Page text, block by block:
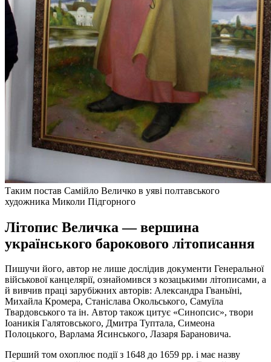
Таким постав Самійло Величко в уяві полтавського
художника Миколи Підгорного
Літопис Величка — вершина
українського барокового літописання
Пишучи його, автор не лише дослідив документи Генеральної
військової канцелярії, ознайомився з козацькими літописами, а
й вивчив праці зарубіжних авторів: Александра Гваньїні,
Михайла Кромера, Станіслава Окольського, Самуїла
Твардовського та ін. Автор також цитує «Синопсис», твори
Іоаникія Галятовського, Дмитра Туптала, Симеона
Полоцького, Варлама Ясинського, Лазаря Барановича.
Перший том охоплює події з 1648 до 1659 рр. і має назву